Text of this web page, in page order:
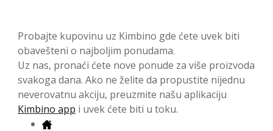
Probajte kupovinu uz Kimbino gde ćete uvek biti
obavešteni o najboljim ponudama.
Uz nas, pronaći ćete nove ponude za više proizvoda
svakoga dana. Ako ne želite da propustite nijednu
neverovatnu akciju, preuzmite našu aplikaciju
Kimbino app i uvek ćete biti u toku.